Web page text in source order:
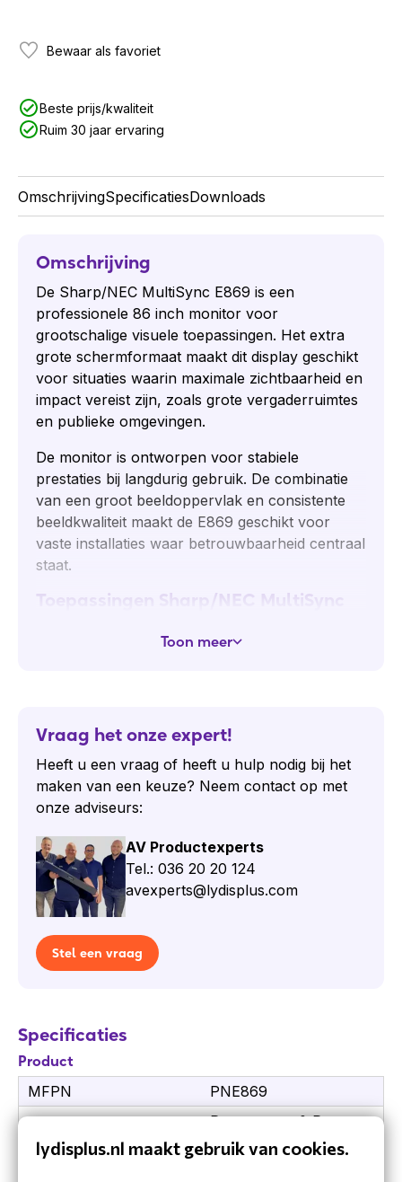
Bewaar als favoriet
Beste prijs/kwaliteit
Ruim 30 jaar ervaring
OmschrijvingSpecificatiesDownloads
Omschrijving
De Sharp/NEC MultiSync E869 is een
professionele 86 inch monitor voor
grootschalige visuele toepassingen. Het extra
grote schermformaat maakt dit display geschikt
voor situaties waarin maximale zichtbaarheid en
impact vereist zijn, zoals grote vergaderruimtes
en publieke omgevingen.
De monitor is ontworpen voor stabiele
prestaties bij langdurig gebruik. De combinatie
van een groot beeldoppervlak en consistente
beeldkwaliteit maakt de E869 geschikt voor
vaste installaties waar betrouwbaarheid centraal
staat.
Toepassingen Sharp/NEC MultiSync
Grote vergader- en presentatieruimtes
Publieke en commerciële omgevingen
Inhoud van de doos
Sharp/NEC MultiSync E869 monitor
Signaalkabel
Documentatie
Specificaties Sharp/NEC MultiSync
E869
Schermformaat: 86 inch
Resolutie: Full HD (1920 × 1080)
Helderheid: 350 cd/m²
Kijkhoeken: breed horizontaal en verticaal
Gebruik: professioneel dagelijks gebruik
Montage: geschikt voor VESA-montage
Ontwerp: robuust en professioneel
Garantie
Toon meer
Vraag het onze expert!
Heeft u een vraag of heeft u hulp nodig bij het
maken van een keuze? Neem contact op met
onze adviseurs:
AV Productexperts
Tel.: 036 20 20 124
avexperts@lydisplus.com
Stel een vraag
Specificaties
Product
MFPN
PNE869
Presenteren & Pro
Displays
lydisplus.nl maakt gebruik van cookies.